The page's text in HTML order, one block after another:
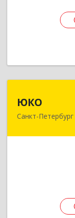
ЮКО
Санкт-Петербург
196240,